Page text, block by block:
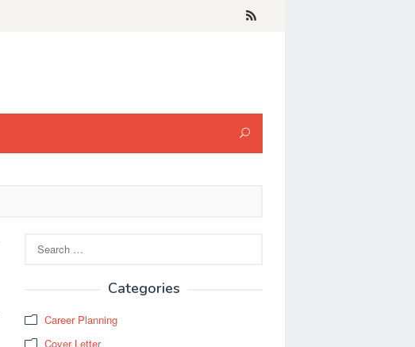
for:
Categories
Career Planning
Cover Letter